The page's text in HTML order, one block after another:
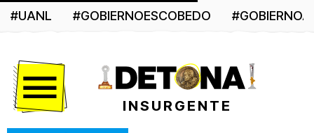
#UANL #GOBIERNOESCOBEDO
INSURGENTE